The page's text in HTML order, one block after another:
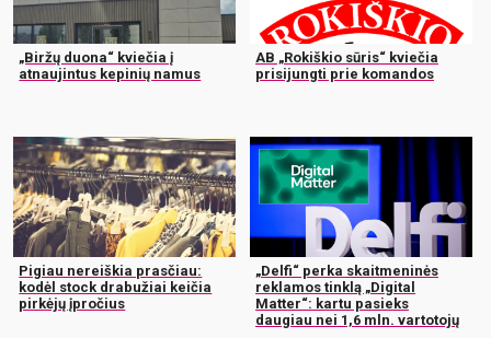
„Biržų duona“ kviečia į
atnaujintus kepinių namus
AB „Rokiškio sūris“ kviečia
prisijungti prie komandos
Pigiau nereiškia prasčiau:
kodėl stock drabužiai keičia
pirkėjų įpročius
„Delfi“ perka skaitmeninės
reklamos tinklą „Digital
Matter“: kartu pasieks
daugiau nei 1,6 mln. vartotojų